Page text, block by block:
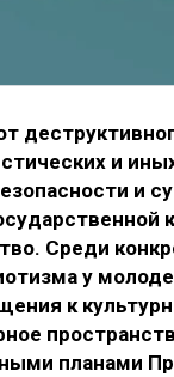
и
и
Среди
у
к
планами